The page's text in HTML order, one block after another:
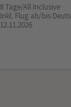
8 Tage/All Inclusive
Inkl. Flug ab/bis
12.11.2026